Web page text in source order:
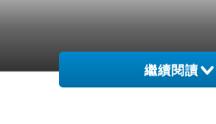
繼續閱讀